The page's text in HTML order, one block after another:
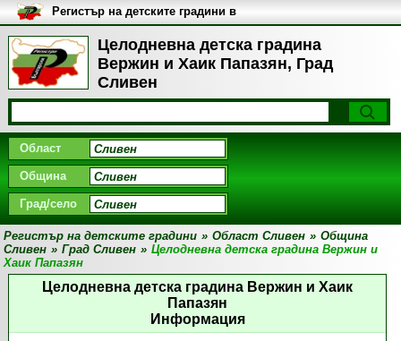
Целодневна детска градина
Вержин и Хаик Папазян, Град
Сливен
Регистър на детските градини в
България
Област
Община
Град/село
Регистър на детските градини » Област Сливен » Община
Сливен » Град Сливен » Целодневна детска градина Вержин и
Хаик Папазян
Целодневна детска градина Вержин и Хаик
Папазян
Информация